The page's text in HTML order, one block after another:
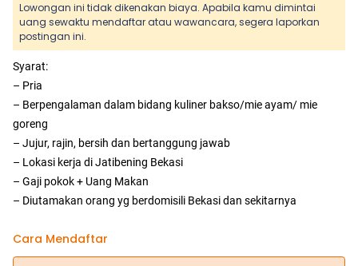
Lowongan ini tidak dikenakan biaya. Apabila kamu dimintai
uang sewaktu mendaftar atau wawancara, segera laporkan
postingan ini.
Syarat:
– Pria
– Berpengalaman dalam bidang kuliner bakso/mie ayam/ mie
goreng
– Jujur, rajin, bersih dan bertanggung jawab
– Lokasi kerja di Jatibening Bekasi
– Gaji pokok + Uang Makan
– Diutamakan orang yg berdomisili Bekasi dan sekitarnya
Cara Mendaftar